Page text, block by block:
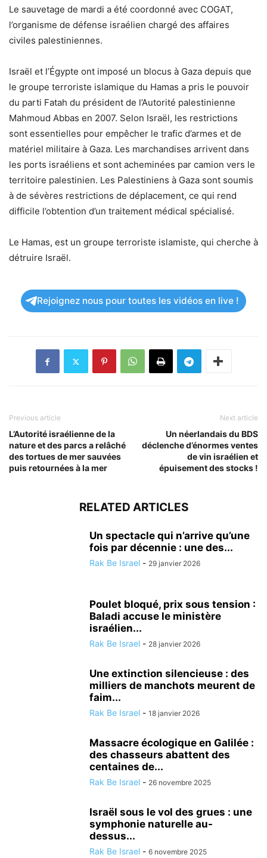
Le sauvetage de mardi a été coordonné avec COGAT,
l’organisme de défense israélien chargé des affaires
civiles palestiniennes.
Israël et l’Égypte ont imposé un blocus à Gaza depuis que
le groupe terroriste islamique du Hamas a pris le pouvoir
du parti Fatah du président de l’Autorité palestinienne
Mahmoud Abbas en 2007. Selon Israël, les restrictions
sont essentielles pour empêcher le trafic d’armes et de
matériel militaire à Gaza. Les marchandises arrivent dans
les ports israéliens et sont acheminées par camion vers le
territoire palestinien. Les Palestiniens à Gaza sont soumis
à de sévères restrictions de déplacement, ce qui rend
difficile l’obtention d’un traitement médical spécialisé.
Le Hamas, est un groupe terroriste islamiste, qui cherche à
détruire Israël.
Rejoignez nous pour toutes les vidéos en live !
Previous article
L’Autorité israélienne de la
nature et des parcs a relâché
des tortues de mer sauvées
puis retournées à la mer
Next article
Un néerlandais du BDS
déclenche d’énormes ventes
de vin israélien et
épuisement des stocks !
RELATED ARTICLES
Un spectacle qui n’arrive qu’une
fois par décennie : une des...
Rak Be Israel - 29 janvier 2026
Poulet bloqué, prix sous tension :
Baladi accuse le ministère
israélien...
Rak Be Israel - 28 janvier 2026
Une extinction silencieuse : des
milliers de manchots meurent de
faim...
Rak Be Israel - 18 janvier 2026
Massacre écologique en Galilée :
des chasseurs abattent des
centaines de...
Rak Be Israel - 26 novembre 2025
Israël sous le vol des grues : une
symphonie naturelle au-
dessus...
Rak Be Israel - 6 novembre 2025